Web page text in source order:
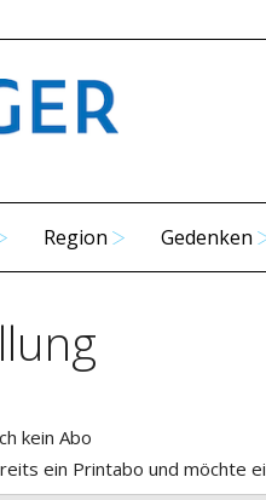
Region Gedenken